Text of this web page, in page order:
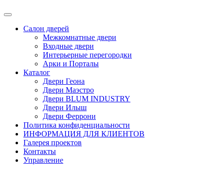
Салон дверей
Межкомнатные двери
Входные двери
Интерьерные перегородки
Арки и Порталы
Каталог
Двери Геона
Двери Маэстро
Двери BLUM INDUSTRY
Двери Илыш
Двери Феррони
Политика конфиденциальности
ИНФОРМАЦИЯ ДЛЯ КЛИЕНТОВ
Галерея проектов
Контакты
Управление